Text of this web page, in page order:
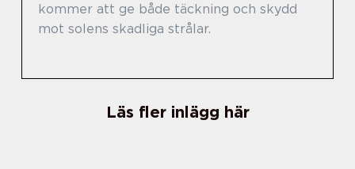
kommer att ge både täckning och skydd
mot solens skadliga strålar.
Läs fler inlägg här